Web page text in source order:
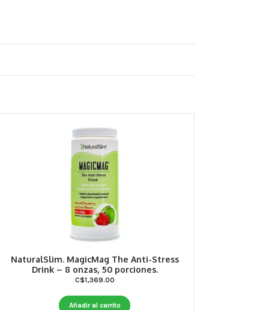
NaturalSlim. MagicMag The Anti-Stress
Drink – 8 onzas, 50 porciones.
C$1,369.00
Añadir al carrito